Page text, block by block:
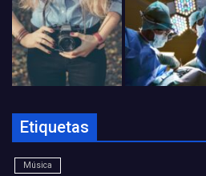
Etiquetas
Música